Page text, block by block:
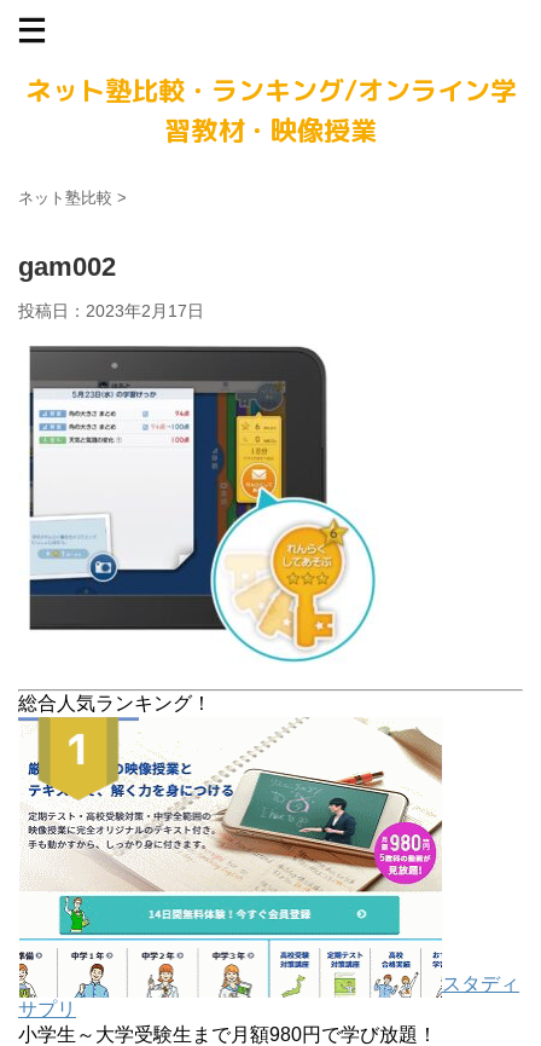
ネット塾比較・ランキング/オンライン学
習教材・映像授業
ネット塾比較 >
gam002
投稿日： 2023年2月17日
総合人気ランキング！
スタディ
サプリ
小学生～大学受験生まで月額980円で学び放題！